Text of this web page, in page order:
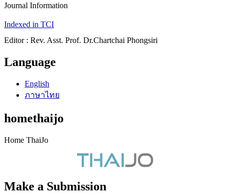
Journal Information
Indexed in TCI
Editor : Rev. Asst. Prof. Dr.Chartchai Phongsiri
Language
English
ภาษาไทย
homethaijo
Home ThaiJo
Make a Submission